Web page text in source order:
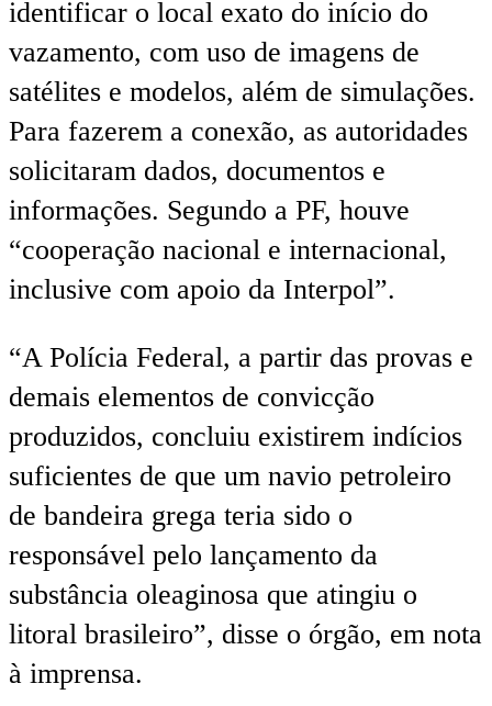
identificar o local exato do início do
vazamento, com uso de imagens de
satélites e modelos, além de simulações.
Para fazerem a conexão, as autoridades
solicitaram dados, documentos e
informações. Segundo a PF, houve
“cooperação nacional e internacional,
inclusive com apoio da Interpol”.
“A Polícia Federal, a partir das provas e
demais elementos de convicção
produzidos, concluiu existirem indícios
suficientes de que um navio petroleiro
de bandeira grega teria sido o
responsável pelo lançamento da
substância oleaginosa que atingiu o
litoral brasileiro”, disse o órgão, em nota
à imprensa.